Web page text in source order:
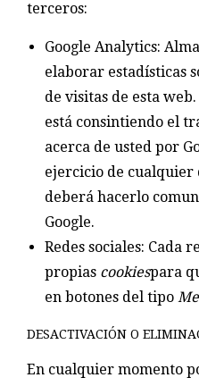
terceros:
Google Analytics:
elaborar estadísticas
de visitas de esta
está consintiendo el
acerca de usted por
ejercicio de cualquier
deberá hacerlo
Google.
Redes sociales: Cada
propias cookiespara
en botones del tipo
DESACTIVACIÓN O
En cualquier momento